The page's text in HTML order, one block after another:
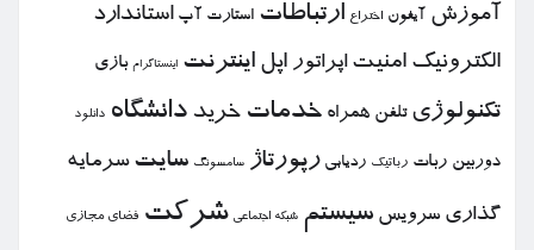
آموزش آیفون اختراع ارتباطات استارت آپ استاندارد
الكترونیك امنیت اپراتور اپل اینترنت اینستاگرام بازی
تكنولوژی تلفن همراه خدمات خرید دانشگاه دانلود
دوربین ربات رباتیك ردیابی رپورتاژ سامسونگ سایت سرمایه
گذاری سرویس سیستم شبكه اجتماعی شركت فضای مجازی